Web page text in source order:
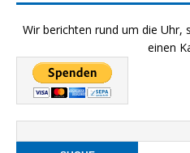
Wir berichten rund um die Uhr,
einen